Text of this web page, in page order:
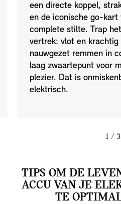
een directe koppel,
en de iconische go-
complete stilte. Trap
vertrek: vlot en krachtig
nauwgezet remmen in
laag zwaartepunt voor
plezier. Dat is
elektrisch.
1 / 3
TIPS OM DE
ACCU VAN JE
TE